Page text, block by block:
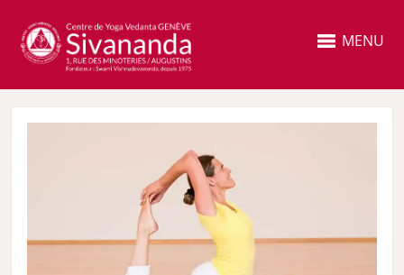
MENU